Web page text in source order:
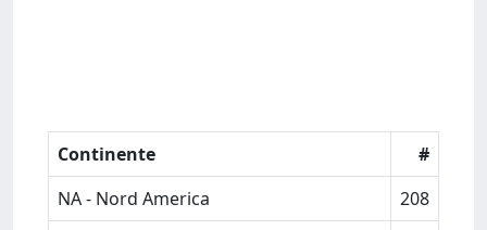
Continente
#
NA - Nord America
208